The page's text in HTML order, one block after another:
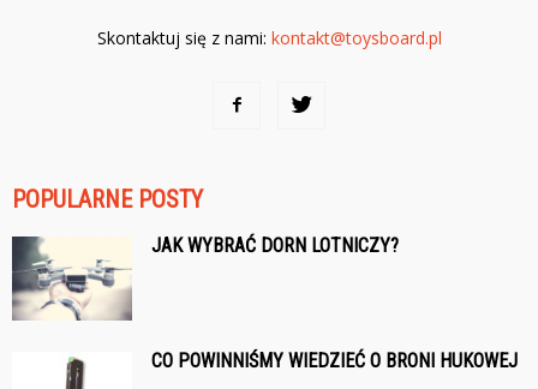
Skontaktuj się z nami: kontakt@toysboard.pl
POPULARNE POSTY
JAK WYBRAĆ DORN LOTNICZY?
CO POWINNIŚMY WIEDZIEĆ O BRONI HUKOWEJ